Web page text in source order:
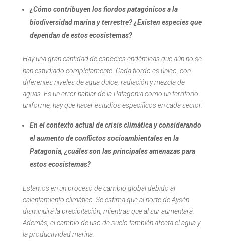
¿Cómo contribuyen los fiordos patagónicos a la
biodiversidad marina y terrestre? ¿Existen especies que
dependan de estos ecosistemas?
Hay una gran cantidad de especies endémicas que aún no se
han estudiado completamente. Cada fiordo es único, con
diferentes niveles de agua dulce, radiación y mezcla de
aguas. Es un error hablar de la Patagonia como un territorio
uniforme, hay que hacer estudios específicos en cada sector.
En el contexto actual de crisis climática y considerando
el aumento de conflictos socioambientales en la
Patagonia, ¿cuáles son las principales amenazas para
estos ecosistemas?
Estamos en un proceso de cambio global debido al
calentamiento climático. Se estima que al norte de Aysén
disminuirá la precipitación, mientras que al sur aumentará.
Además, el cambio de uso de suelo también afecta el agua y
la productividad marina.